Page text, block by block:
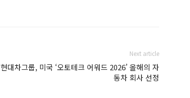
Next article
현대차그룹, 미국 ‘오토테크 어워드 2026’ 올해의 자
동차 회사 선정